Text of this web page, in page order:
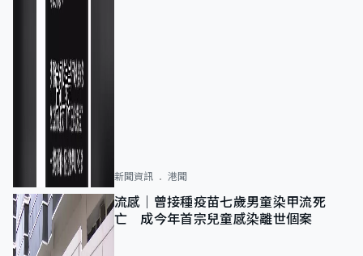
新聞資訊 港聞
流感｜曾接種疫苗七歲男童染甲流死
亡 成今年首宗兒童感染離世個案